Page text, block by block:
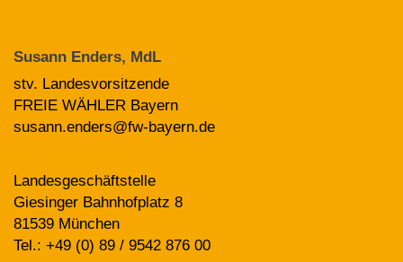
Susann Enders, MdL
stv. Landesvorsitzende
FREIE WÄHLER Bayern
susann.enders@fw-bayern.de
Landesgeschäftstelle
Giesinger Bahnhofplatz 8
81539 München
Tel.: +49 (0) 89 / 9542 876 00